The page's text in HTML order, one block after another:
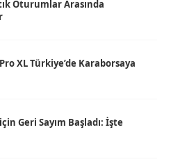
Oturumlar Arasında
XL Türkiye’de Karaborsaya
Geri Sayım Başladı: İşte